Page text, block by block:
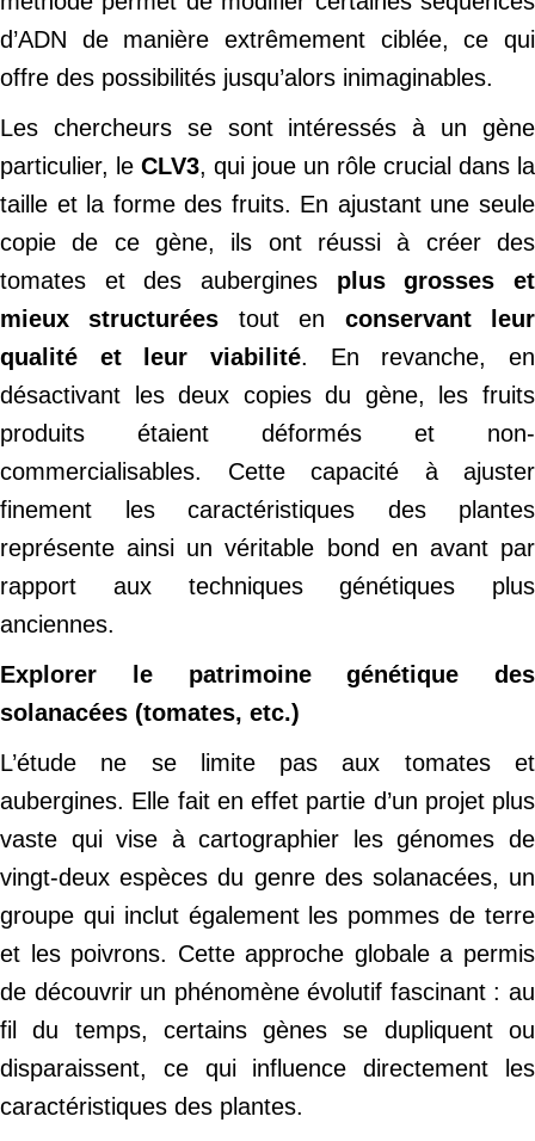
d’ADN de manière extrêmement ciblée, ce qui
offre des possibilités jusqu’alors inimaginables.
Les chercheurs se sont intéressés à un gène
particulier, le CLV3, qui joue un rôle crucial dans la
taille et la forme des fruits. En ajustant une seule
copie de ce gène, ils ont réussi à créer des
tomates et des aubergines plus grosses et
mieux structurées tout en conservant leur
qualité et leur viabilité. En revanche, en
désactivant les deux copies du gène, les fruits
produits étaient déformés et non-
commercialisables. Cette capacité à ajuster
finement les caractéristiques des plantes
représente ainsi un véritable bond en avant par
rapport aux techniques génétiques plus
anciennes.
Explorer le patrimoine génétique des
solanacées (tomates, etc.)
L’étude ne se limite pas aux tomates et
aubergines. Elle fait en effet partie d’un projet plus
vaste qui vise à cartographier les génomes de
vingt-deux espèces du genre des solanacées, un
groupe qui inclut également les pommes de terre
et les poivrons. Cette approche globale a permis
de découvrir un phénomène évolutif fascinant : au
fil du temps, certains gènes se dupliquent ou
disparaissent, ce qui influence directement les
caractéristiques des plantes.